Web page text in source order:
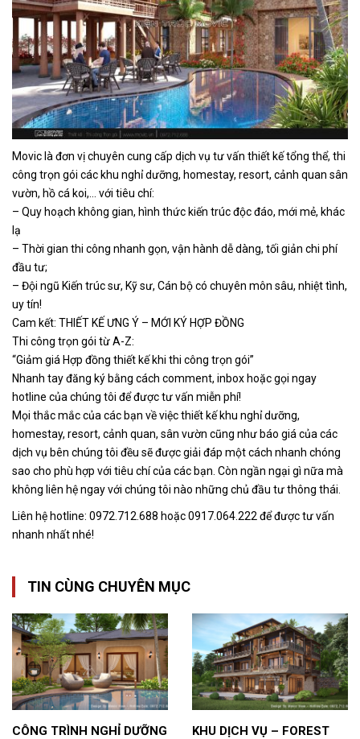
Movic là đơn vị chuyên cung cấp dịch vụ tư vấn thiết kế tổng thể, thi
công trọn gói các khu nghỉ dưỡng, homestay, resort, cảnh quan sân
vườn, hồ cá koi,… với tiêu chí:
– Quy hoạch không gian, hình thức kiến trúc độc đáo, mới mẻ, khác
lạ
– Thời gian thi công nhanh gọn, vận hành dễ dàng, tối giản chi phí
đầu tư;
– Đội ngũ Kiến trúc sư, Kỹ sư, Cán bộ có chuyên môn sâu, nhiệt tình,
uy tín!
Cam kết: THIẾT KẾ ƯNG Ý – MỚI KÝ HỢP ĐỒNG
Thi công trọn gói từ A-Z:
“Giảm giá Hợp đồng thiết kế khi thi công trọn gói”
Nhanh tay đăng ký bằng cách comment, inbox hoặc gọi ngay
hotline của chúng tôi để được tư vấn miễn phí!
Mọi thắc mắc của các bạn về việc thiết kế khu nghỉ dưỡng,
homestay, resort, cảnh quan, sân vườn cũng như báo giá của các
dịch vụ bên chúng tôi đều sẽ được giải đáp một cách nhanh chóng
sao cho phù hợp với tiêu chí của các bạn. Còn ngần ngại gì nữa mà
không liên hệ ngay với chúng tôi nào những chủ đầu tư thông thái.
Liên hệ hotline: 0972.712.688 hoặc 0917.064.222 để được tư vấn
nhanh nhất nhé!
TIN CÙNG CHUYÊN MỤC
CÔNG TRÌNH NGHỈ DƯỠNG
KHU DỊCH VỤ – FOREST